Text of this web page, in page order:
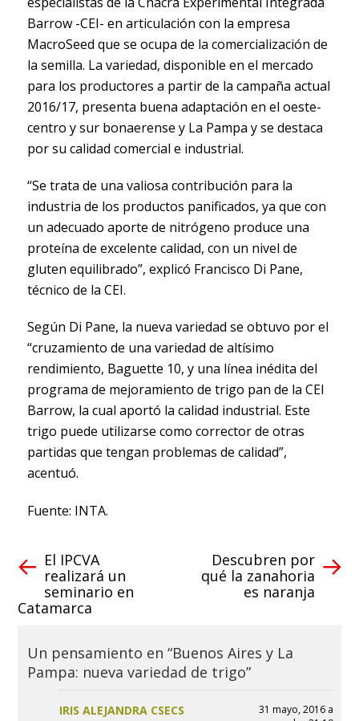
Barrow -CEI- en articulación con la empresa
MacroSeed que se ocupa de la comercialización de
la semilla. La variedad, disponible en el mercado
para los productores a partir de la campaña actual
2016/17, presenta buena adaptación en el oeste-
centro y sur bonaerense y La Pampa y se destaca
por su calidad comercial e industrial.
“Se trata de una valiosa contribución para la
industria de los productos panificados, ya que con
un adecuado aporte de nitrógeno produce una
proteína de excelente calidad, con un nivel de
gluten equilibrado”, explicó Francisco Di Pane,
técnico de la CEI.
Según Di Pane, la nueva variedad se obtuvo por el
“cruzamiento de una variedad de altísimo
rendimiento, Baguette 10, y una línea inédita del
programa de mejoramiento de trigo pan de la CEI
Barrow, la cual aportó la calidad industrial. Este
trigo puede utilizarse como corrector de otras
partidas que tengan problemas de calidad”,
acentuó.
Fuente: INTA.
El IPCVA
realizará un
seminario en
Catamarca
Descubren por
qué la zanahoria
es naranja
Un pensamiento en “Buenos Aires y La
Pampa: nueva variedad de trigo”
IRIS ALEJANDRA CSECS
31 mayo, 2016 a